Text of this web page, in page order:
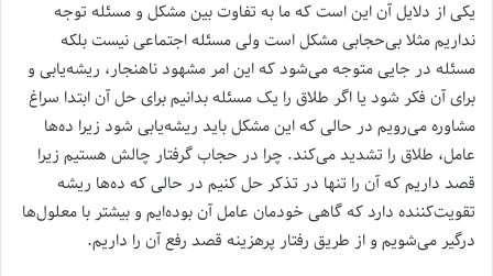
یکی از دلایل آن این است که ما به تفاوت بین مشکل و مسئله توجه
نداریم مثلا بی‌حجابی مشکل است ولی مسئله اجتماعی نیست بلکه
مسئله در جایی متوجه می‌شود که این امر مشهود ناهنجار، ریشه‌یابی و
برای آن فکر شود یا اگر طلاق را یک مسئله بدانیم برای حل آن ابتدا سراغ
مشاوره می‌رویم در حالی که این مشکل باید ریشه‌یابی شود زیرا ده‌ها
عامل، طلاق را تشدید می‌کند. چرا در حجاب گرفتار چالش هستیم زیرا
قصد داریم که آن را تنها در تذکر حل کنیم در حالی که ده‌ها ریشه
تقویت‌کننده دارد که گاهی خودمان عامل آن بوده‌ایم و بیشتر با معلول‌ها
درگیر می‌شویم و از طریق رفتار پرهزینه قصد رفع آن را داریم.